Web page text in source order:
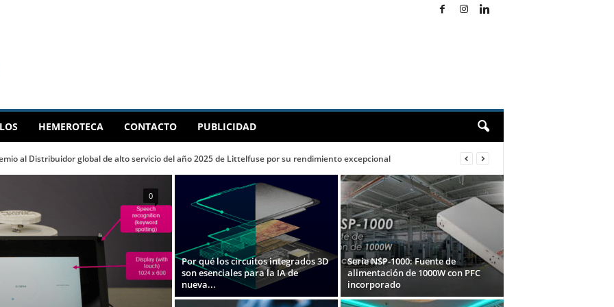
HEMEROTECA CONTACTO PUBLICIDAD
al Distribuidor global de alto servicio del año 2025 de Littelfuse por su rendimiento excepcional
0
Por qué los circuitos integrados 3D
son esenciales para la IA de
nueva...
Serie NSP-1000: Fuente de
alimentación de 1000W con PFC
incorporado